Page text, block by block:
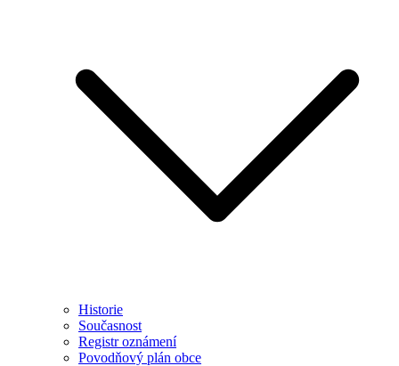
Historie
Současnost
Registr oznámení
Povodňový plán obce